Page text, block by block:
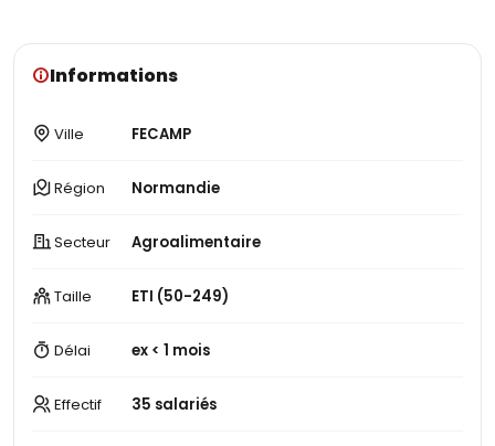
Informations
Ville FECAMP
Région Normandie
Secteur Agroalimentaire
Taille ETI (50-249)
Délai ex < 1 mois
Effectif 35 salariés